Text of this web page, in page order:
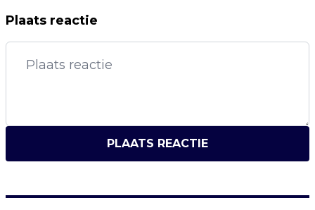
Plaats reactie
PLAATS REACTIE